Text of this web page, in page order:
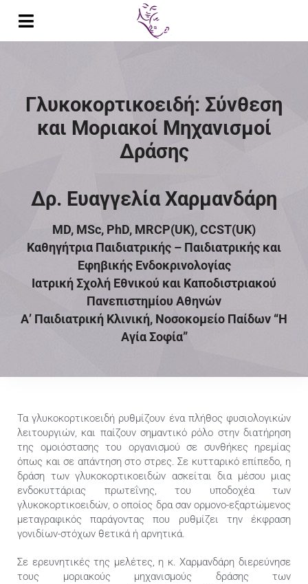
Toggle
Δημοσιεύσεις
Παρουσιάσεις σε Συνέδρια
Διαλέξεις
Έρευνα
Διδακτικό Έργο
Γλυκοκορτικοειδή: Σύνθεση
και Μοριακοί Μηχανισμοί
Δράσης
Δρ. Ευαγγελία Χαρμανδάρη
MD, MSc, PhD, MRCP(UK), CCST(UK)
Καθηγήτρια Παιδιατρικής – Παιδιατρικής και
Εφηβικής Ενδοκρινολογίας
Ιατρική Σχολή Εθνικού και Καποδιστριακού
Πανεπιστημίου Αθηνών
Α’ Παιδιατρική Κλινική, Νοσοκομείο Παίδων “Η
Αγία Σοφία”
Τα γλυκοκορτικοειδή ρυθμίζουν ένα πλήθος φυσιολογικών
λειτουργιών, και παίζουν σημαντικό ρόλο στην διατήρηση
της ομοιόστασης του οργανισμού σε συνθήκες ηρεμίας
όπως και σε απάντηση στο στρες. Σε κυτταρικό επίπεδο, η
δράση των γλυκοκορτικοειδών ασκείται δια μέσου μιας
ενδοκυττάριας πρωτεΐνης, του υποδοχέα των
γλυκοκορτικοειδών, ο οποίος δρα σαν ορμονο-εξαρτώμενος
μεταγραφικός παράγοντας που ρυθμίζει την έκφραση
γονιδίων-στόχων θετικά ή αρνητικά.
Σε ερευνητικές της μελέτες, η κ. Χαρμανδάρη διερεύνησε
τους μοριακούς μηχανισμούς δράσης των